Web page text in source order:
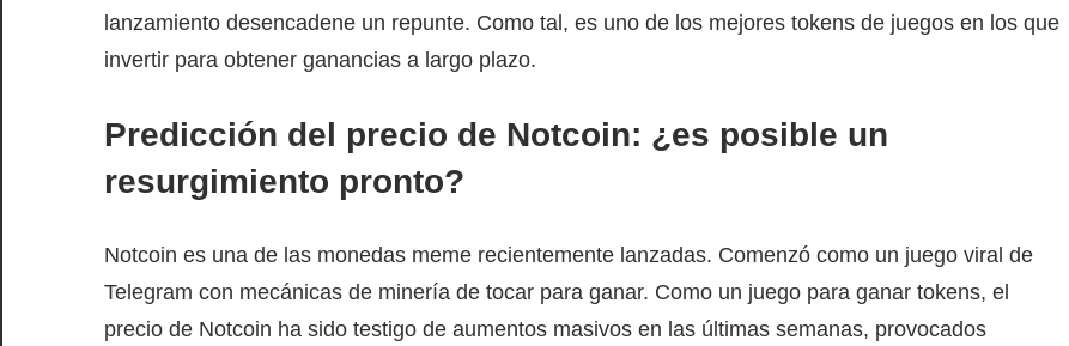
lanzamiento desencadene un repunte. Como tal, es uno de los mejores tokens de juegos en los que
invertir para obtener ganancias a largo plazo.
Predicción del precio de Notcoin: ¿es posible un
resurgimiento pronto?
Notcoin es una de las monedas meme recientemente lanzadas. Comenzó como un juego viral de
Telegram con mecánicas de minería de tocar para ganar. Como un juego para ganar tokens, el
precio de Notcoin ha sido testigo de aumentos masivos en las últimas semanas, provocados